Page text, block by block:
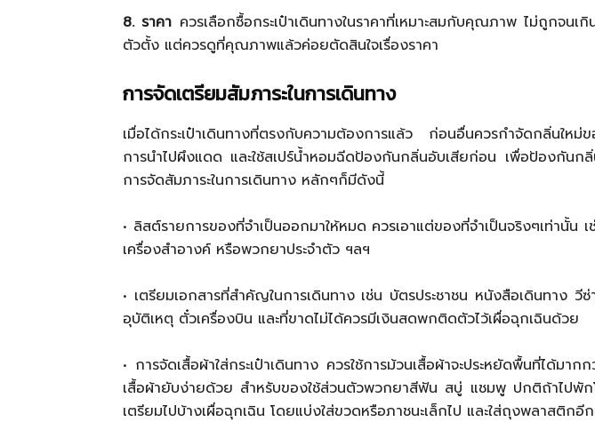
8. ราคา ควรเลือกซื้อกระเป๋าเดินทางในราคาที่เหมาะสมกับคุณภาพ ไม่ถูกจนเกิ
ตัวตั้ง แต่ควรดูที่คุณภาพแล้วค่อยตัดสินใจเรื่องราคา
การจัดเตรียมสัมภาระในการเดินทาง
เมื่อได้กระเป๋าเดินทางที่ตรงกับความต้องการแล้ว ก่อนอื่นควรกำจัดกลิ่นใหม่
การนำไปผึงแดด และใช้สเปร์น้ำหอมฉีดป้องกันกลิ่นอับเสียก่อน เพื่อป้องกันก
การจัดสัมภาระในการเดินทาง หลักๆก็มีดังนี้
• ลิสต์รายการของที่จำเป็นออกมาให้หมด ควรเอาแต่ของที่จำเป็นจริงๆเท่านั้น
เครื่องสำอางค์ หรือพวกยาประจำตัว ฯลฯ
• เตรียมเอกสารที่สำคัญในการเดินทาง เช่น บัตรประชาชน หนังสือเดินทาง วี
อุบัติเหตุ ตั๋วเครื่องบิน และที่ขาดไม่ได้ควรมีเงินสดพกติดตัวไว้เผื่อฉุกเฉินด้วย
• การจัดเสื้อผ้าใส่กระเป๋าเดินทาง ควรใช้การม้วนเสื้อผ้าจะประหยัดพื้นที่ได้มาก
เสื้อผ้ายับง่ายด้วย สำหรับของใช้ส่วนตัวพวกยาสีฟัน สบู่ แชมพู ปกติถ้าไปพัก
เตรียมไปบ้างเผื่อฉุกเฉิน โดยแบ่งใส่ขวดหรือภาชนะเล็กไป และใส่ถุงพลาสติกอีก